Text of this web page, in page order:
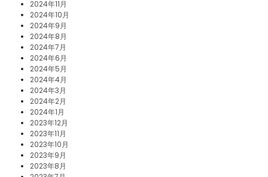
2024年11月
2024年10月
2024年9月
2024年8月
2024年7月
2024年6月
2024年5月
2024年4月
2024年3月
2024年2月
2024年1月
2023年12月
2023年11月
2023年10月
2023年9月
2023年8月